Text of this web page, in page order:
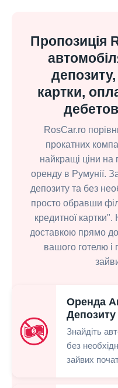
Пропозиція
картки,
RosCar.ro
прокатних
найкращі ціни на
оренду в Румунії.
депозиту та без
просто обравши
кредитної
доставкою прямо
вашого готелю і
Оренда
Депозиту
Знайдіть
без
зайвих